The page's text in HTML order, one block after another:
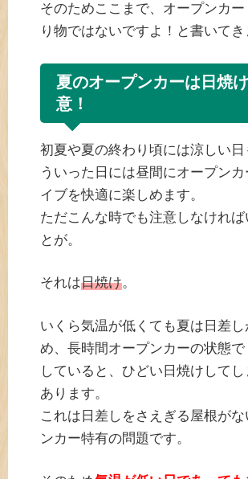
そのためここまで、オープンカ
り物ではないですよ！と書いてき
夏のオープンカーは日焼
意！
初夏や夏の終わり頃には涼しい日
ういった日には昼間にオープンカ
イブを快適に楽しめます。
ただこんな時でも注意しなければ
とが。
それは日焼け。
いくら気温が低くても夏は日差し
め、長時間オープンカーの状態
していると、ひどい日焼けして
あります。
これは日差しをさえぎる屋根が
ンカー特有の問題です。